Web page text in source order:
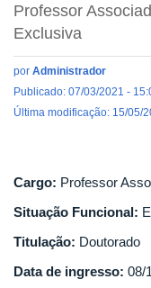
Professor
Exclusiva
por Administrador
Publicado: 07/03/2021 -
Última modificação: 15/05/
Cargo: Professor
Situação Funcional:
Titulação: Doutorado
Data de ingresso: 08/